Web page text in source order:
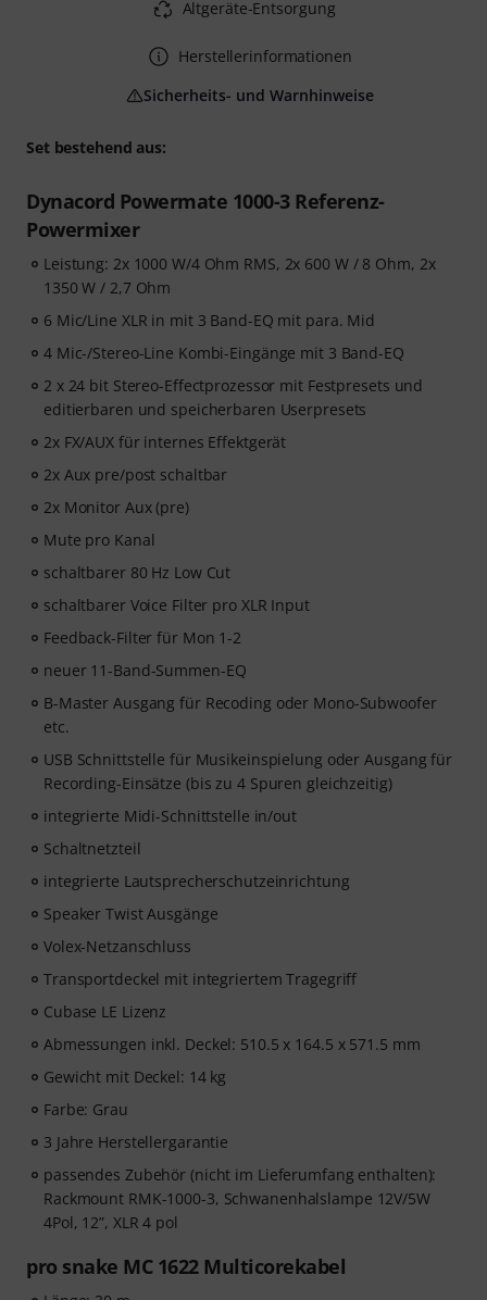
Set bestehend aus:
Dynacord Powermate 1000-3 Referenz-
Powermixer
Leistung: 2x 1000 W/4 Ohm RMS, 2x 600 W / 8 Ohm, 2x
1350 W / 2,7 Ohm
6 Mic/Line XLR in mit 3 Band-EQ mit para. Mid
4 Mic-/Stereo-Line Kombi-Eingänge mit 3 Band-EQ
2 x 24 bit Stereo-Effectprozessor mit Festpresets und
editierbaren und speicherbaren Userpresets
2x FX/AUX für internes Effektgerät
2x Aux pre/post schaltbar
2x Monitor Aux (pre)
Mute pro Kanal
schaltbarer 80 Hz Low Cut
schaltbarer Voice Filter pro XLR Input
Feedback-Filter für Mon 1-2
neuer 11-Band-Summen-EQ
B-Master Ausgang für Recoding oder Mono-Subwoofer
etc.
USB Schnittstelle für Musikeinspielung oder Ausgang für
Recording-Einsätze (bis zu 4 Spuren gleichzeitig)
integrierte Midi-Schnittstelle in/out
Schaltnetzteil
integrierte Lautsprecherschutzeinrichtung
Speaker Twist Ausgänge
Volex-Netzanschluss
Transportdeckel mit integriertem Tragegriff
Cubase LE Lizenz
Abmessungen inkl. Deckel: 510.5 x 164.5 x 571.5 mm
Gewicht mit Deckel: 14 kg
Farbe: Grau
3 Jahre Herstellergarantie
passendes Zubehör (nicht im Lieferumfang enthalten):
Rackmount RMK-1000-3, Schwanenhalslampe 12V/5W
4Pol, 12”, XLR 4 pol
pro snake MC 1622 Multicorekabel
Altgeräte-Entsorgung
Herstellerinformationen
Sicherheits- und Warnhinweise